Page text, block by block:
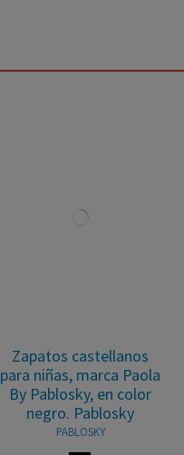
Zapatos castellanos
para niñas, marca Paola
By Pablosky, en color
negro. Pablosky
PABLOSKY